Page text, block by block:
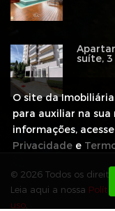
suíte, 3
© 2026 Todos os
Leia aqui a nossa
uso.
O site da
para auxiliar na sua
informações,
Privacidade e